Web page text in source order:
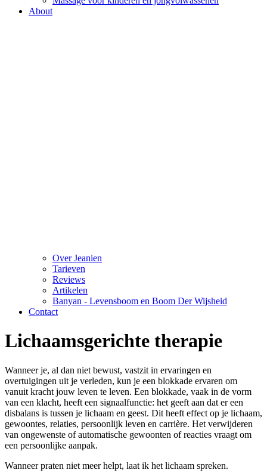
About
Over Jeanien
Tarieven
Reviews
Artikelen
Banyan - Levensboom en Boom Der Wijsheid
Contact
Lichaamsgerichte therapie
Wanneer je, al dan niet bewust, vastzit in ervaringen en
overtuigingen uit je verleden, kun je een blokkade ervaren om
vanuit kracht jouw leven te leven. Een blokkade, vaak in de vorm
van een klacht, heeft een signaalfunctie: het geeft aan dat er een
disbalans is tussen je lichaam en geest. Dit heeft effect op je lichaam,
gewoontes, relaties, persoonlijk leven en carrière. Het verwijderen
van ongewenste of automatische gewoonten of reacties vraagt om
een persoonlijke aanpak.
Wanneer praten niet meer helpt, laat ik het lichaam spreken.